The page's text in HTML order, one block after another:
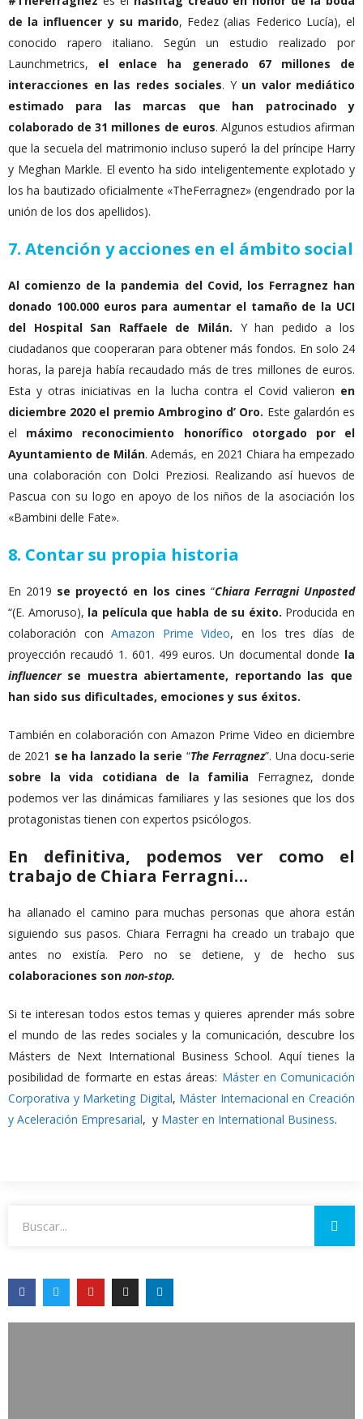
de la influencer y su marido, Fedez (alias Federico Lucía), el
conocido rapero italiano. Según un estudio realizado por
Launchmetrics, el enlace ha generado 67 millones de
interacciones en las redes sociales. Y un valor mediático
estimado para las marcas que han patrocinado y
colaborado de 31 millones de euros. Algunos estudios afirman
que la secuela del matrimonio incluso superó la del príncipe Harry
y Meghan Markle. El evento ha sido inteligentemente explotado y
los ha bautizado oficialmente «TheFerragnez» (engendrado por la
unión de los dos apellidos).
7. Atención y acciones en el ámbito social
Al comienzo de la pandemia del Covid, los Ferragnez han
donado 100.000 euros para aumentar el tamaño de la UCI
del Hospital San Raffaele de Milán. Y han pedido a los
ciudadanos que cooperaran para obtener más fondos. En solo 24
horas, la pareja había recaudado más de tres millones de euros.
Esta y otras iniciativas en la lucha contra el Covid valieron en
diciembre 2020 el premio Ambrogino d’ Oro. Este galardón es
el máximo reconocimiento honorífico otorgado por el
Ayuntamiento de Milán. Además, en 2021 Chiara ha empezado
una colaboración con Dolci Preziosi. Realizando así huevos de
Pascua con su logo en apoyo de los niños de la asociación los
«Bambini delle Fate».
8. Contar su propia historia
En 2019 se proyectó en los cines “Chiara Ferragni Unposted
“(E. Amoruso), la película que habla de su éxito. Producida en
colaboración conAmazon Prime Video, en los tres días de
proyección recaudó 1. 601. 499 euros. Un documental donde la
influencer se muestra abiertamente, reportando las que
han sido sus dificultades, emociones y sus éxitos.
También en colaboración con Amazon Prime Video en diciembre
de 2021 se ha lanzado la serie “The Ferragnez”. Una docu-serie
sobre la vida cotidiana de la familia Ferragnez, donde
podemos ver las dinámicas familiares y las sesiones que los dos
protagonistas tienen con expertos psicólogos.
En definitiva, podemos ver como el
trabajo de Chiara Ferragni…
ha allanado el camino para muchas personas que ahora están
siguiendo sus pasos. Chiara Ferragni ha creado un trabajo que
antes no existía. Pero no se detiene, y de hecho sus
colaboraciones son non-stop.
Si te interesan todos estos temas y quieres aprender más sobre
el mundo de las redes sociales y la comunicación, descubre los
Másters de Next International Business School. Aquí tienes la
posibilidad de formarte en estas áreas: Máster en Comunicación
Corporativa y Marketing Digital, Máster Internacional en Creación
y Aceleración Empresarial, y Master en International Business.